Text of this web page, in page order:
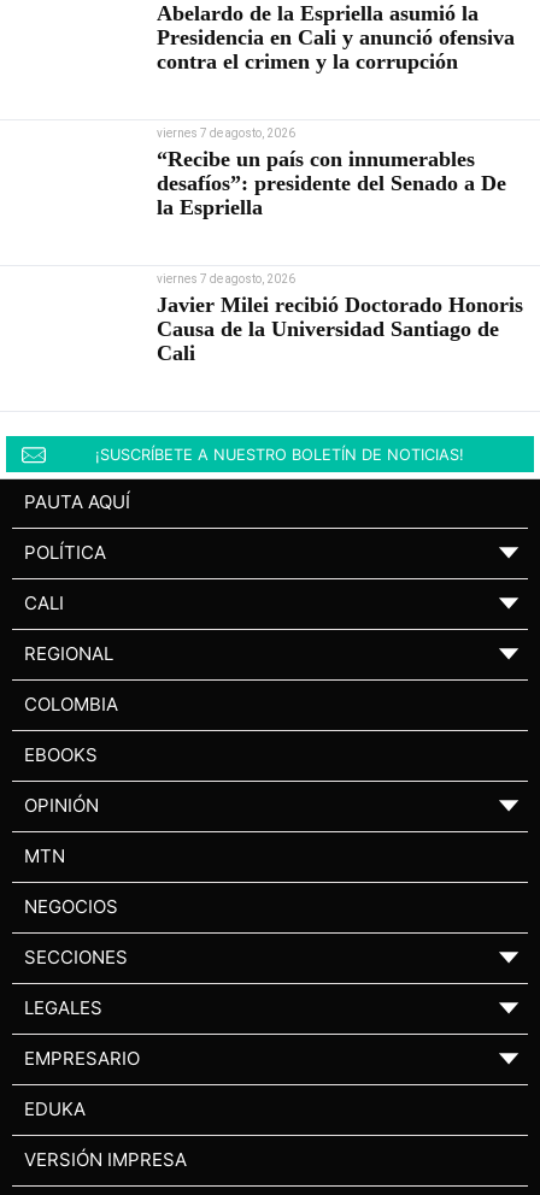
Abelardo de la Espriella asumió la
Presidencia en Cali y anunció ofensiva
contra el crimen y la corrupción
viernes 7 de agosto, 2026
“Recibe un país con innumerables
desafíos”: presidente del Senado a De
la Espriella
viernes 7 de agosto, 2026
Javier Milei recibió Doctorado Honoris
Causa de la Universidad Santiago de
Cali
¡SUSCRÍBETE A NUESTRO BOLETÍN DE NOTICIAS!
PAUTA AQUÍ
POLÍTICA ▼
CALI ▼
REGIONAL ▼
COLOMBIA
EBOOKS
OPINIÓN ▼
MTN
NEGOCIOS
SECCIONES ▼
LEGALES ▼
EMPRESARIO ▼
EDUKA
VERSIÓN IMPRESA